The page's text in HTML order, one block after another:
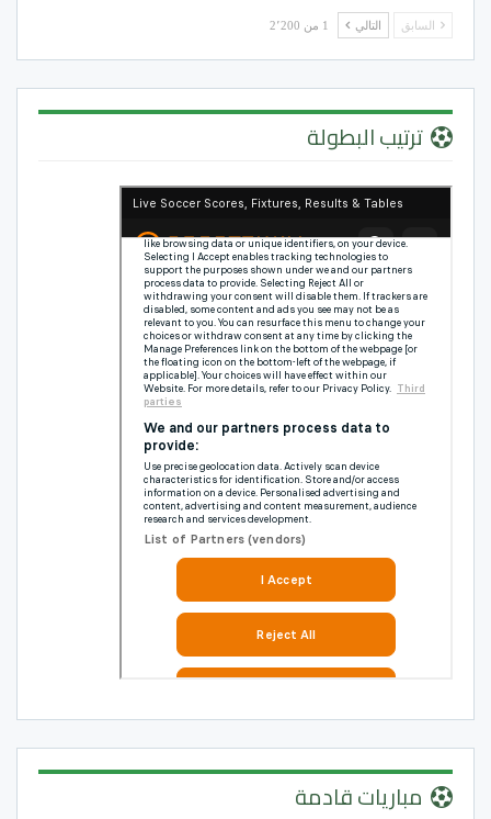
السابق التالي 1 من 2٬200
ترتيب البطولة
مباريات قادمة